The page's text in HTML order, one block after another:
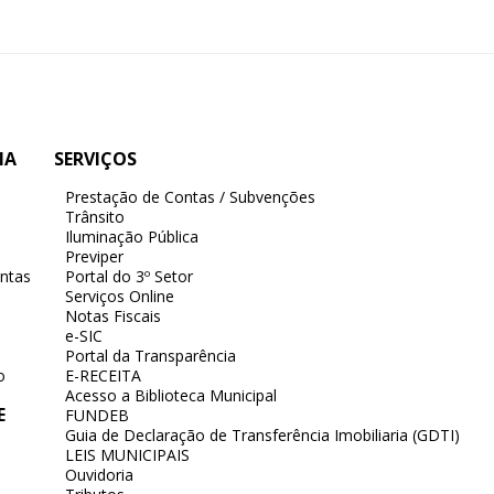
SERVIÇOS
Prestação de Contas / Subvenções
Trânsito
Iluminação Pública
Previper
Portal do 3º Setor
Serviços Online
Notas Fiscais
e-SIC
Portal da Transparência
E-RECEITA
Acesso a Biblioteca Municipal
FUNDEB
Guia de Declaração de Transferência Imobiliaria (GDTI)
LEIS MUNICIPAIS
Ouvidoria